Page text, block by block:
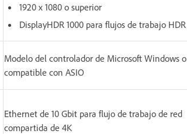
1920 x 1080 o superior
DisplayHDR 1000 para flujos de trabajo HDR
Modelo del controlador de Microsoft Windows o
compatible con ASIO
Ethernet de 10 Gbit para flujo de trabajo de red
compartida de 4K